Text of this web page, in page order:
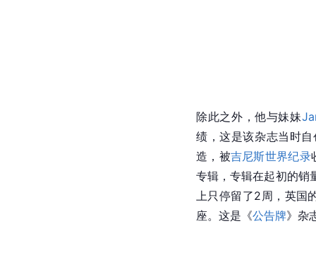
除此之外，他与妹妹
绩，这是该杂志当时
造，被吉尼斯世界纪录
专辑，专辑在起初的销
上只停留了2周，英国
座。这是《公告牌》杂